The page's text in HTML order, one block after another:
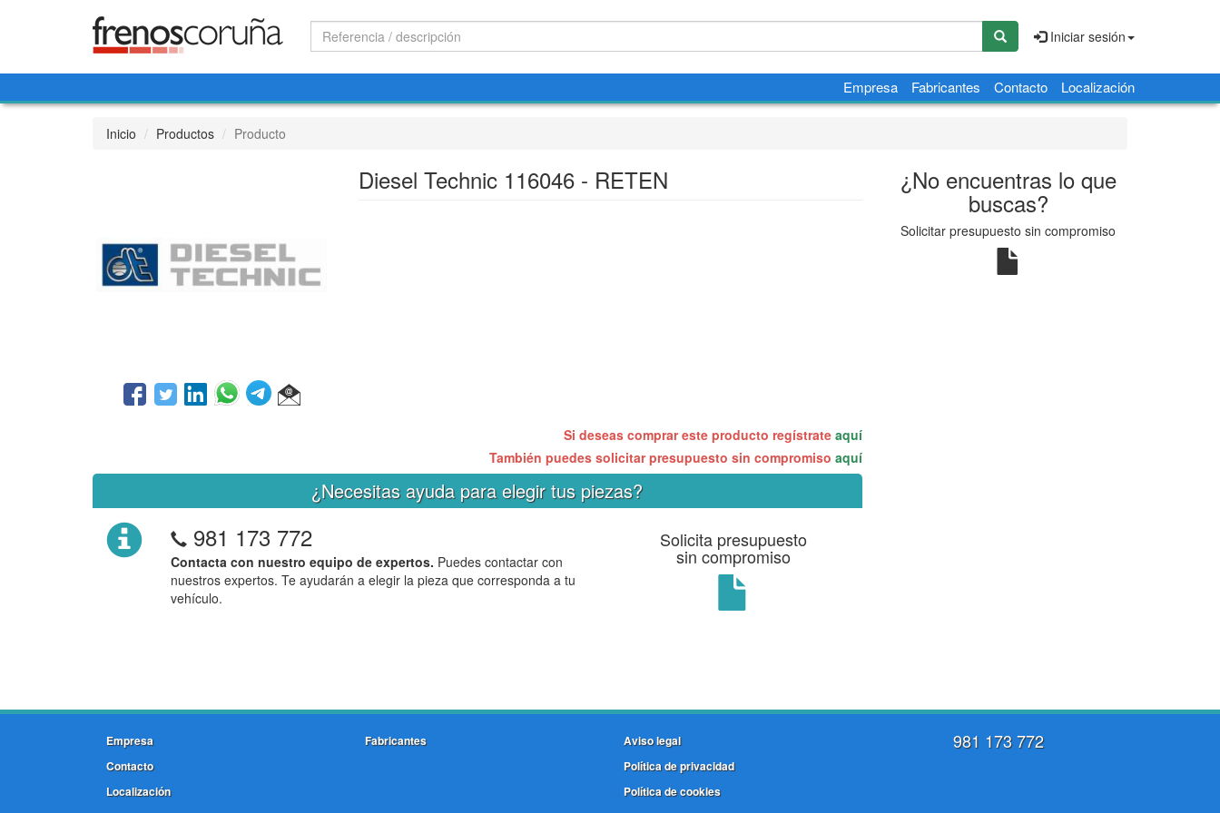
Iniciar sesión
Empresa Fabricantes Contacto Localización
Inicio Productos Producto
Diesel Technic 116046 - RETEN
Si deseas comprar este producto regístrate aquí
También puedes solicitar presupuesto sin compromiso aquí
¿Necesitas ayuda para elegir tus piezas?
981 173 772
Contacta con nuestro equipo de expertos. Puedes contactar con
nuestros expertos. Te ayudarán a elegir la pieza que corresponda a tu
vehículo.
Solicita presupuesto
sin compromiso
¿No encuentras lo que
buscas?
Solicitar presupuesto sin compromiso
Empresa
Contacto
Localización
Fabricantes
Aviso legal
Política de privacidad
Política de cookies
981 173 772